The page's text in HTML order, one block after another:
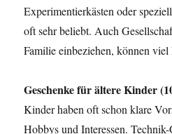
Experimentierkästen oder
oft sehr beliebt. Auch
Familie einbeziehen, können viel
Geschenke für ältere Kinder
Kinder haben oft schon klare
Hobbys und Interessen.